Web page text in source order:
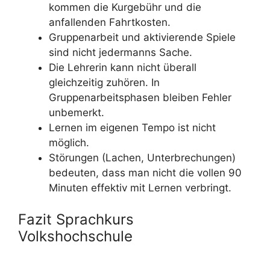
kommen die Kurgebühr und die
anfallenden Fahrtkosten.
Gruppenarbeit und aktivierende Spiele
sind nicht jedermanns Sache.
Die Lehrerin kann nicht überall
gleichzeitig zuhören. In
Gruppenarbeitsphasen bleiben Fehler
unbemerkt.
Lernen im eigenen Tempo ist nicht
möglich.
Störungen (Lachen, Unterbrechungen)
bedeuten, dass man nicht die vollen 90
Minuten effektiv mit Lernen verbringt.
Fazit Sprachkurs
Volkshochschule